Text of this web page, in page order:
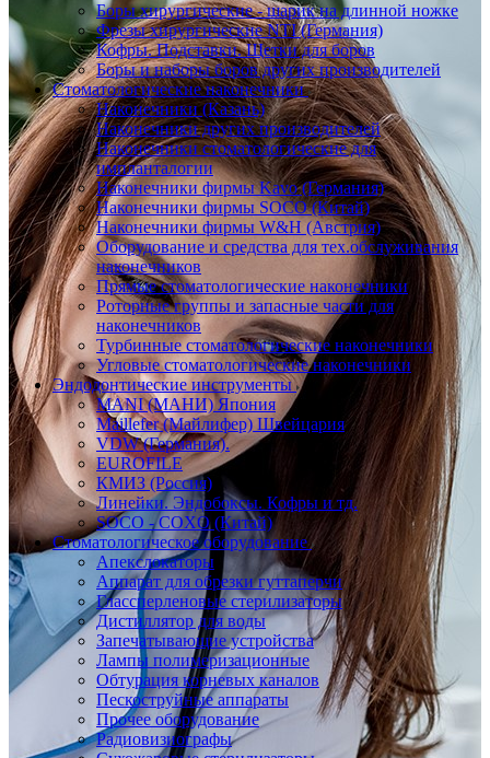
Боры хирургические - шарик на длинной ножке
Фрезы хирургические NTI (Германия)
Кофры. Подставки. Щетки для боров
Боры и наборы боров других производителей
Стоматологические наконечники
Наконечники (Казань)
Наконечники других производителей
Наконечники стоматологические для
импланталогии
Наконечники фирмы Kavo (Германия)
Наконечники фирмы SOCO (Китай)
Наконечники фирмы W&H (Австрия)
Оборудование и средства для тех.обслуживания
наконечников
Прямые стоматологические наконечники
Роторные группы и запасные части для
наконечников
Турбинные стоматологические наконечники
Угловые стоматологические наконечники
Эндодонтические инструменты
MANI (МАНИ) Япония
Maillefer (Майлифер) Швейцария
VDW (Германия).
EUROFILE
КМИЗ (Россия)
Линейки. Эндобоксы. Кофры и тд.
SOCO - COXO (Китай)
Стоматологическое оборудование
Апекслокаторы
Аппарат для обрезки гуттаперчи
Глассперленовые стерилизаторы
Дистиллятор для воды
Запечатывающие устройства
Лампы полимеризационные
Обтурация корневых каналов
Пескоструйные аппараты
Прочее оборудование
Радиовизиографы